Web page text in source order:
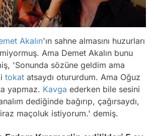
Akalın'ın sahne almasını huzurları
Ama Demet Akalın bunu
'Sonunda sözüne geldim ama
tokat atsaydı otururdum. Ama Oğuz
yapmaz. Kavga ederken bile sesini
dediğinde bağırıp, çağırsaydı,
maçoluk istiyorum.' demiş.